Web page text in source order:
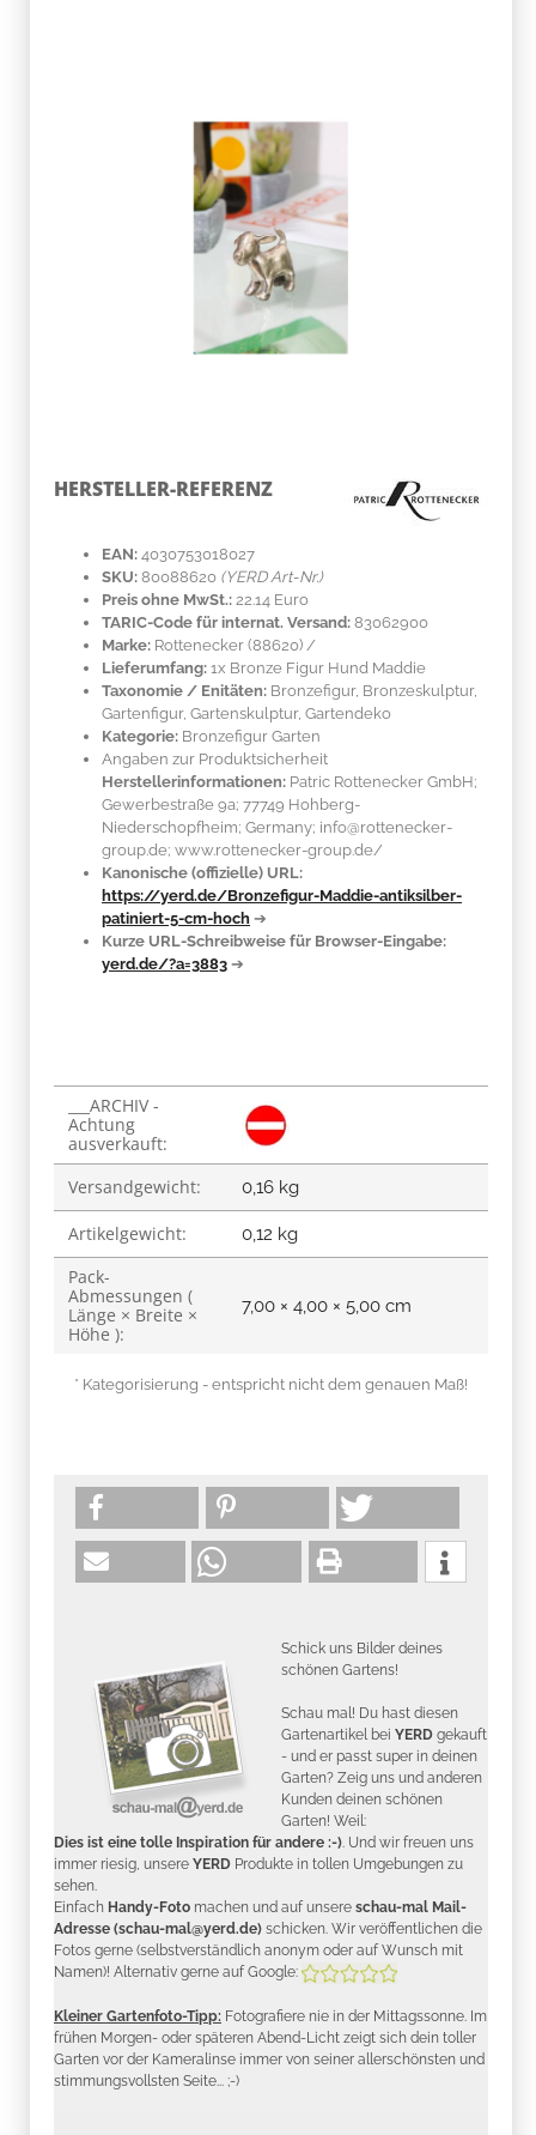
HERSTELLER-REFERENZ
EAN: 4030753018027
SKU: 80088620 (YERD Art-Nr.)
Preis ohne MwSt.: 22.14 Euro
TARIC-Code für internat. Versand: 83062900
Marke: Rottenecker (88620) /
Lieferumfang: 1x Bronze Figur Hund Maddie
Taxonomie / Enitäten: Bronzefigur, Bronzeskulptur,
Gartenfigur, Gartenskulptur, Gartendeko
Kategorie: Bronzefigur Garten
Angaben zur Produktsicherheit
Herstellerinformationen: Patric Rottenecker GmbH;
Gewerbestraße 9a; 77749 Hohberg-
Niederschopfheim; Germany; info@rottenecker-
group.de; www.rottenecker-group.de/
Kanonische (offizielle) URL:
https://yerd.de/Bronzefigur-Maddie-antiksilber-
patiniert-5-cm-hoch ➔
Kurze URL-Schreibweise für Browser-Eingabe:
yerd.de/?a=3883 ➔
Produkteigenschaft
Wert
___ARCHIV -
Achtung
ausverkauft:
Versandgewicht:
0,16 kg
Artikelgewicht: 0,12 kg
Pack-
Abmessungen (
Länge × Breite ×
Höhe ):
7,00 × 4,00 × 5,00 cm
* Kategorisierung - entspricht nicht dem genauen Maß!
Schick uns Bilder deines
schönen Gartens!
Schau mal! Du hast diesen
Gartenartikel bei YERD gekauft
- und er passt super in deinen
Garten? Zeig uns und anderen
Kunden deinen schönen
Garten! Weil:
Dies ist eine tolle Inspiration für andere :-) . Und wir freuen uns
immer riesig, unsere YERD Produkte in tollen Umgebungen zu
sehen.
Einfach Handy-Foto machen und auf unsere schau-mal Mail-
Adresse (schau-mal@yerd.de) schicken. Wir veröffentlichen die
Fotos gerne (selbstverständlich anonym oder auf Wunsch mit
Namen)! Alternativ gerne auf Google:
Kleiner Gartenfoto-Tipp: Fotografiere nie in der Mittagssonne. Im
frühen Morgen- oder späteren Abend-Licht zeigt sich dein toller
Garten vor der Kameralinse immer von seiner allerschönsten und
stimmungsvollsten Seite... ;-)